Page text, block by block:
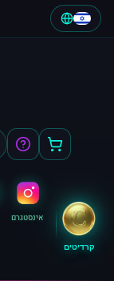
קרדיטים
אינסטגרם